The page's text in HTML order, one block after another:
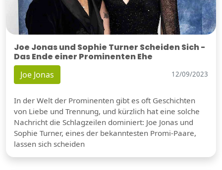
Joe Jonas und Sophie Turner Scheiden Sich -
Das Ende einer Prominenten Ehe
Joe Jonas 12/09/2023
In der Welt der Prominenten gibt es oft Geschichten
von Liebe und Trennung, und kürzlich hat eine solche
Nachricht die Schlagzeilen dominiert: Joe Jonas und
Sophie Turner, eines der bekanntesten Promi-Paare,
lassen sich scheiden